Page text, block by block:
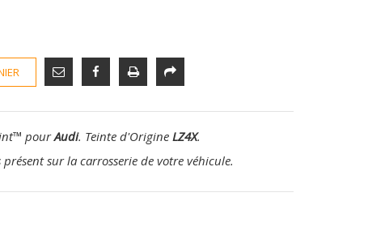
™ pourAudi. Teinte d'Origine LZ4X.
sur la carrosserie de votre véhicule.